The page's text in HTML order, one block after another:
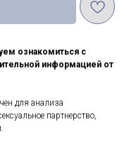
ознакомиться с
информацией от
для анализа
партнерство,